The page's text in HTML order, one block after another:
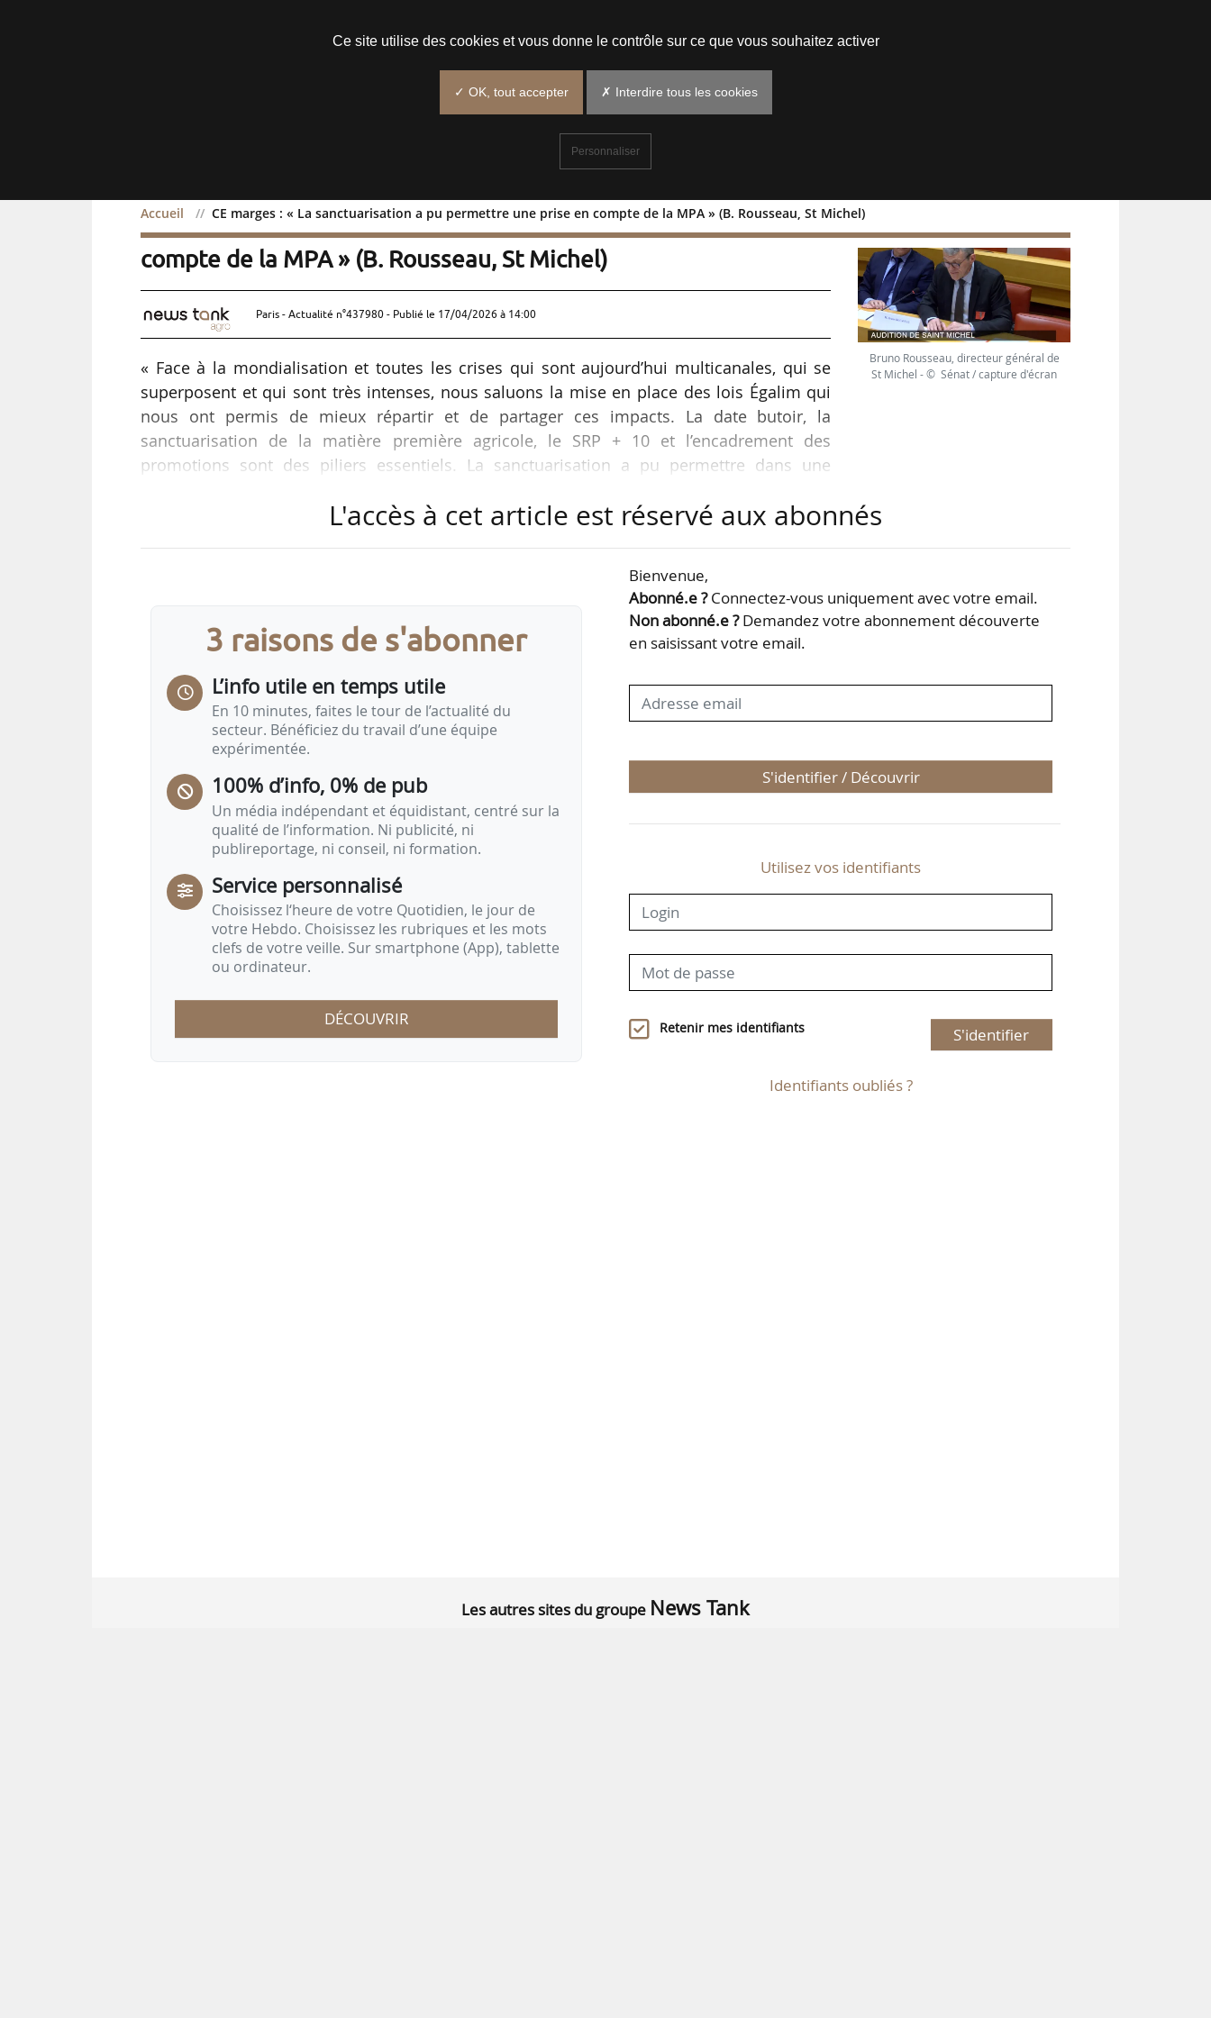
Accueil CE marges : « La sanctuarisation a pu permettre une prise en compte de la MPA » (B. Rousseau, St Michel)
CE marges : « La sanctuarisation a pu permettre une prise en
compte de la MPA » (B. Rousseau, St Michel)
Paris - Actualité n°437980 - Publié le 17/04/2026 à 14:00
« Face à la mondialisation et toutes les crises qui sont aujourd’hui multicanales, qui se
superposent et qui sont très intenses, nous saluons la mise en place des lois Égalim qui
nous ont permis de mieux répartir et de partager ces impacts. La date butoir, la
sanctuarisation de la matière première agricole, le SRP + 10 et l’encadrement des
promotions sont des piliers essentiels. La sanctuarisation a pu permettre dans une
nos clients. La difficulté demeure sur le volet de la matière première industrielle et pour
Bruno Rousseau, directeur général de
St Michel - © Sénat / capture d'écran
L'accès à cet article est réservé aux abonnés
3 raisons de s'abonner
L’info utile en temps utile
En 10 minutes, faites le tour de l’actualité du
secteur. Bénéficiez du travail d’une équipe
expérimentée.
100% d’info, 0% de pub
Un média indépendant et équidistant, centré sur la
qualité de l’information. Ni publicité, ni
publireportage, ni conseil, ni formation.
Service personnalisé
Choisissez l‘heure de votre Quotidien, le jour de
votre Hebdo. Choisissez les rubriques et les mots
clefs de votre veille. Sur smartphone (App), tablette
ou ordinateur.
DÉCOUVRIR
Bienvenue,
Abonné.e ?Connectez-vous uniquement avec votre email.
Non abonné.e ?Demandez votre abonnement découverte
en saisissant votre email.
S'identifier / Découvrir
Utilisez vos identifiants
Retenir mes identifiants S'identifier
Identifiants oubliés ?
Les autres sites du groupe News Tank
Ce site utilise des cookies et vous donne le contrôle sur ce que vous souhaitez activer
✓ OK, tout accepter ✗ Interdire tous les cookies
Personnaliser